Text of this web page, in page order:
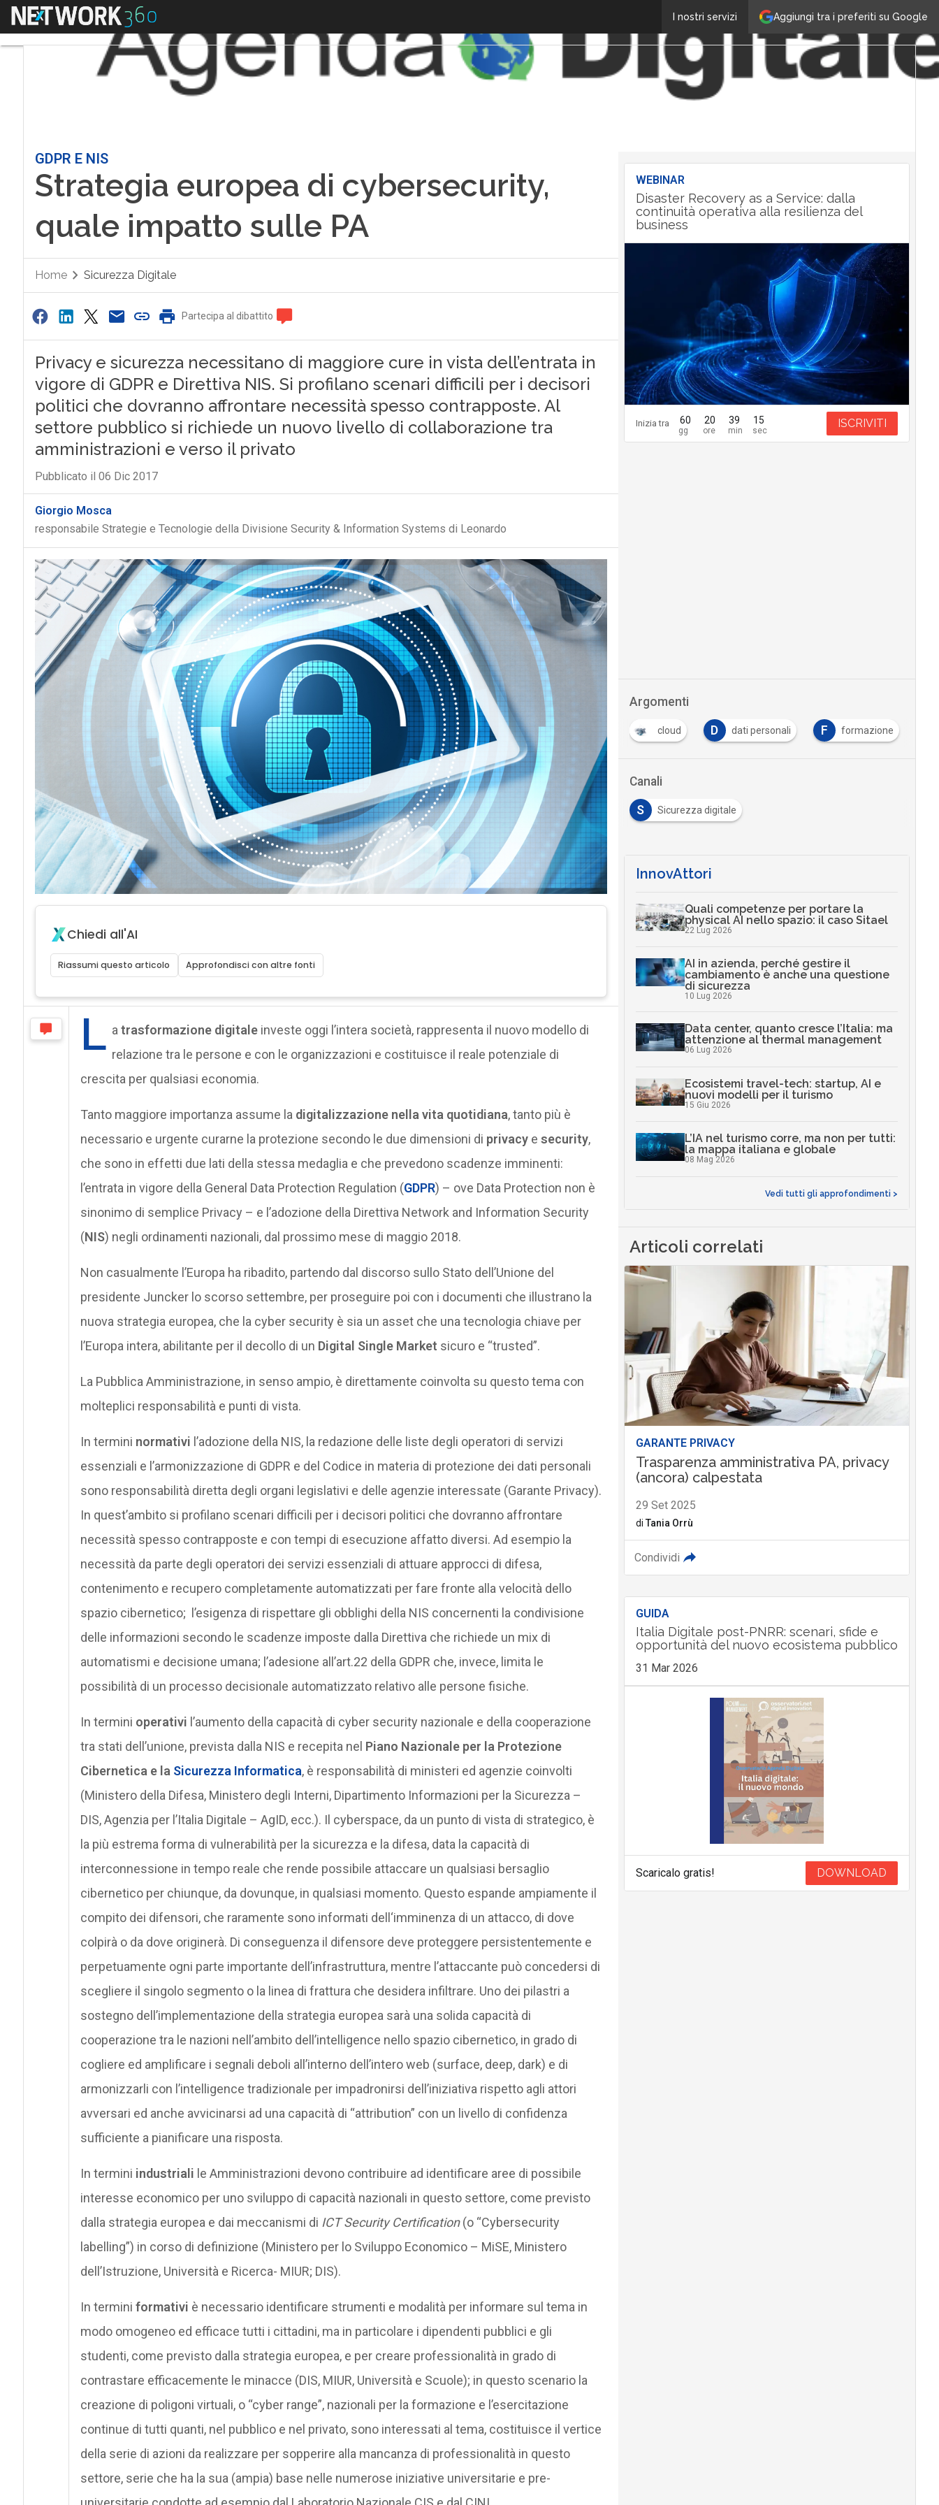
Aggiungi tra i preferiti su Google
I nostri servizi
Menu
GDPR E NIS
Strategia europea di cybersecurity,
quale impatto sulle PA
Home Sicurezza Digitale
Partecipa al dibattito
Privacy e sicurezza necessitano di maggiore cure in vista dell’entrata in
vigore di GDPR e Direttiva NIS. Si profilano scenari difficili per i decisori
politici che dovranno affrontare necessità spesso contrapposte. Al
settore pubblico si richiede un nuovo livello di collaborazione tra
amministrazioni e verso il privato
Pubblicato il 06 Dic 2017
Giorgio Mosca
responsabile Strategie e Tecnologie della Divisione Security & Information Systems di Leonardo
Chiedi all'AI
Riassumi questo articolo Approfondisci con altre fonti
L a trasformazione digitaleinveste oggi l’intera società, rappresenta il nuovo modello di
relazione tra le persone e con le organizzazioni e costituisce il reale potenziale di
crescita per qualsiasi economia.
Tanto maggiore importanza assume la digitalizzazione nella vita quotidiana, tanto più è
necessario e urgente curarne la protezione secondo le due dimensioni di privacye security,
che sono in effetti due lati della stessa medaglia e che prevedono scadenze imminenti:
l’entrata in vigore della General Data Protection Regulation (GDPR) – ove Data Protection non è
sinonimo di semplice Privacy – e l’adozione della Direttiva Network and Information Security
(NIS) negli ordinamenti nazionali, dal prossimo mese di maggio 2018.
Non casualmente l’Europa ha ribadito, partendo dal discorso sullo Stato dell’Unione del
presidente Juncker lo scorso settembre, per proseguire poi con i documenti che illustrano la
nuova strategia europea, che la cyber security è sia un asset che una tecnologia chiave per
l’Europa intera, abilitante per il decollo di un Digital Single Market sicuro e “trusted”.
La Pubblica Amministrazione, in senso ampio, è direttamente coinvolta su questo tema con
molteplici responsabilità e punti di vista.
In termini normativi l’adozione della NIS, la redazione delle liste degli operatori di servizi
essenziali e l’armonizzazione di GDPR e del Codice in materia di protezione dei dati personali
sono responsabilità diretta degli organi legislativi e delle agenzie interessate (Garante Privacy).
In quest’ambito si profilano scenari difficili per i decisori politici che dovranno affrontare
necessità spesso contrapposte e con tempi di esecuzione affatto diversi. Ad esempio la
necessità da parte degli operatori dei servizi essenziali di attuare approcci di difesa,
contenimento e recupero completamente automatizzati per fare fronte alla velocità dello
spazio cibernetico; l’esigenza di rispettare gli obblighi della NIS concernenti la condivisione
delle informazioni secondo le scadenze imposte dalla Direttiva che richiede un mix di
automatismi e decisione umana; l’adesione all’art.22 della GDPR che, invece, limita le
possibilità di un processo decisionale automatizzato relativo alle persone fisiche.
In termini operativi l’aumento della capacità di cyber security nazionale e della cooperazione
tra stati dell’unione, prevista dalla NIS e recepita nel Piano Nazionale per la Protezione
Cibernetica e la Sicurezza Informatica, è responsabilità di ministeri ed agenzie coinvolti
(Ministero della Difesa, Ministero degli Interni, Dipartimento Informazioni per la Sicurezza –
DIS, Agenzia per l’Italia Digitale – AgID, ecc.). Il cyberspace, da un punto di vista di strategico, è
la più estrema forma di vulnerabilità per la sicurezza e la difesa, data la capacità di
interconnessione in tempo reale che rende possibile attaccare un qualsiasi bersaglio
cibernetico per chiunque, da dovunque, in qualsiasi momento. Questo espande ampiamente il
compito dei difensori, che raramente sono informati dell‘imminenza di un attacco, di dove
colpirà o da dove originerà. Di conseguenza il difensore deve proteggere persistentemente e
perpetuamente ogni parte importante dell’infrastruttura, mentre l’attaccante può concedersi di
scegliere il singolo segmento o la linea di frattura che desidera infiltrare. Uno dei pilastri a
sostegno dell’implementazione della strategia europea sarà una solida capacità di
cooperazione tra le nazioni nell’ambito dell’intelligence nello spazio cibernetico, in grado di
cogliere ed amplificare i segnali deboli all’interno dell’intero web (surface, deep, dark) e di
armonizzarli con l’intelligence tradizionale per impadronirsi dell’iniziativa rispetto agli attori
avversari ed anche avvicinarsi ad una capacità di “attribution” con un livello di confidenza
sufficiente a pianificare una risposta.
In termini industriali le Amministrazioni devono contribuire ad identificare aree di possibile
interesse economico per uno sviluppo di capacità nazionali in questo settore, come previsto
dalla strategia europea e dai meccanismi di ICT Security Certification(o “Cybersecurity
labelling”) in corso di definizione (Ministero per lo Sviluppo Economico – MiSE, Ministero
dell’Istruzione, Università e Ricerca- MIUR; DIS).
In termini formativi è necessario identificare strumenti e modalità per informare sul tema in
modo omogeneo ed efficace tutti i cittadini, ma in particolare i dipendenti pubblici e gli
studenti, come previsto dalla strategia europea, e per creare professionalità in grado di
contrastare efficacemente le minacce (DIS, MIUR, Università e Scuole); in questo scenario la
creazione di poligoni virtuali, o “cyber range”, nazionali per la formazione e l’esercitazione
continue di tutti quanti, nel pubblico e nel privato, sono interessati al tema, costituisce il vertice
della serie di azioni da realizzare per sopperire alla mancanza di professionalità in questo
settore, serie che ha la sua (ampia) base nelle numerose iniziative universitarie e pre-
WEBINAR
Disaster Recovery as a Service: dalla
continuità operativa alla resilienza del
business
Inizia tra 60 20 39 14 ISCRIVITI
Argomenti
Agid Agenzia per l'Italia Digitale cloud D dati personali F formazione L
Canali
S Sicurezza digitale
InnovAttori
Quali competenze per portare la
physical AI nello spazio: il caso Sitael
22 Lug 2026
AI in azienda, perché gestire il
cambiamento è anche una questione
di sicurezza
10 Lug 2026
Data center, quanto cresce l’Italia: ma
attenzione al thermal management
06 Lug 2026
Ecosistemi travel-tech: startup, AI e
nuovi modelli per il turismo
15 Giu 2026
L’IA nel turismo corre, ma non per tutti:
la mappa italiana e globale
08 Mag 2026
Vedi tutti gli approfondimenti >
Articoli correlati
GARANTE PRIVACY
Trasparenza amministrativa PA, privacy
(ancora) calpestata
29 Set 2025
di Tania Orrù
Condividi
GUIDA
Italia Digitale post-PNRR: scenari, sfide e
opportunità del nuovo ecosistema pubblico
31 Mar 2026
Scaricalo gratis! DOWNLOAD